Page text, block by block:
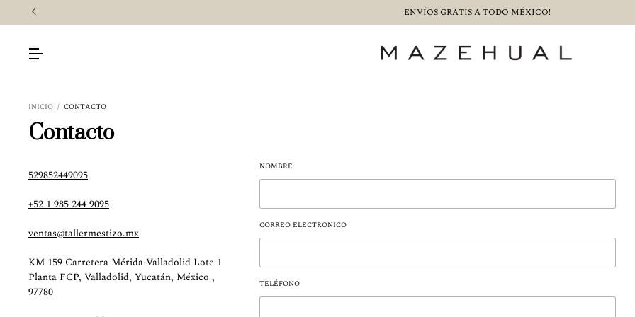
GRATIS A TODO MÉXICO!
INICIO / CONTACTO
Contacto
529852449095
+52 1 985 244 9095
ventas@tallermestizo.mx
KM 159 Carretera Mérida-Valladolid Lote 1
Planta FCP, Valladolid, Yucatán, México ,
97780
NOMBRE
CORREO ELECTRÓNICO
TELÉFONO